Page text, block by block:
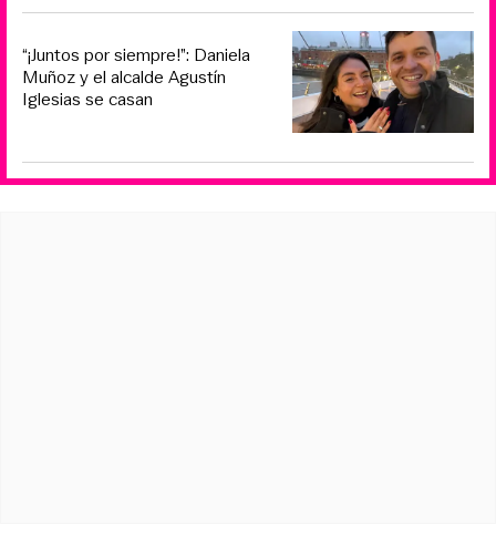
“¡Juntos por siempre!”: Daniela
Muñoz y el alcalde Agustín
Iglesias se casan